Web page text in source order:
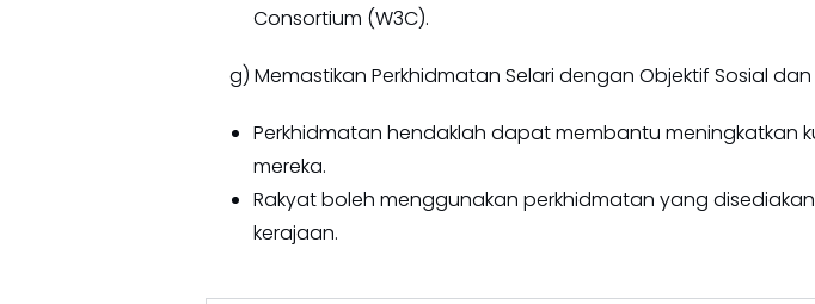
Consortium (W3C).
g) Memastikan Perkhidmatan Selari dengan Objektif Sosial dan
Perkhidmatan hendaklah dapat membantu meningkatkan
mereka.
Rakyat boleh menggunakan perkhidmatan yang
kerajaan.